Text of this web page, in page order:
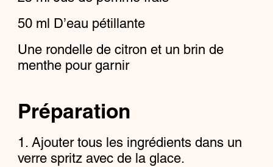
50 ml D’eau pétillante
Une rondelle de citron et un brin de
menthe pour garnir
Préparation
Ajouter tous les ingrédients dans un
verre spritz avec de la glace.